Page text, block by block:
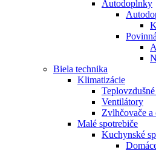
Autodoplnky
Biela technika
Klimatizácie
Ventilátory
Zvlhčovače
Malé spotrebiče
Kuchynské